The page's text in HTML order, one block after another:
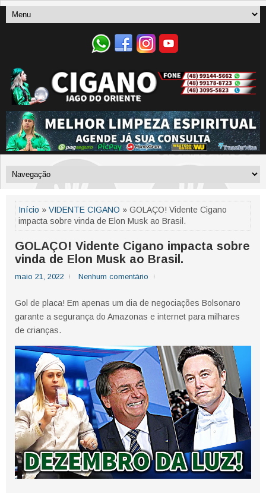
Início » VIDENTE CIGANO » GOLAÇO! Vidente Cigano
impacta sobre vinda de Elon Musk ao Brasil.
GOLAÇO! Vidente Cigano impacta sobre
vinda de Elon Musk ao Brasil.
maio 21, 2022 Nenhum comentário
Gol de placa! Em apenas um dia de negociações Bolsonaro
garante a segurança do Amazonas e internet para milhares
de crianças.